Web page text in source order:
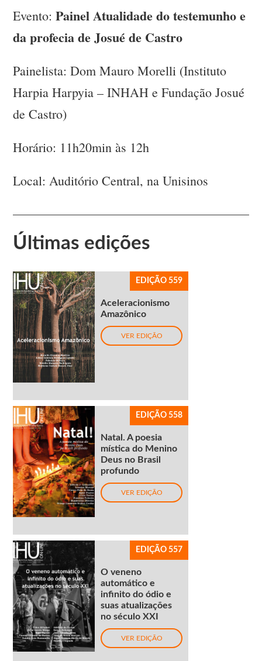
Evento:Painel Atualidade do testemunho e
da profecia de Josué de Castro
Painelista: Dom Mauro Morelli (Instituto
Harpia Harpyia – INHAH e Fundação Josué
de Castro)
Horário: 11h20min às 12h
Local: Auditório Central, na Unisinos
Últimas edições
EDIÇÃO 559
Aceleracionismo
Amazônico
VER EDIÇÃO
EDIÇÃO 558
Natal. A poesia
mística do Menino
Deus no Brasil
profundo
VER EDIÇÃO
EDIÇÃO 557
O veneno
automático e
infinito do ódio e
suas atualizações
no século XXI
VER EDIÇÃO